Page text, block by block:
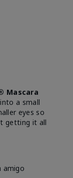
Mascara
a small
eyes so
getting it all
amigo